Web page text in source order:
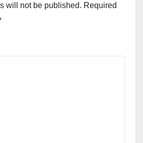
will not be published. Required